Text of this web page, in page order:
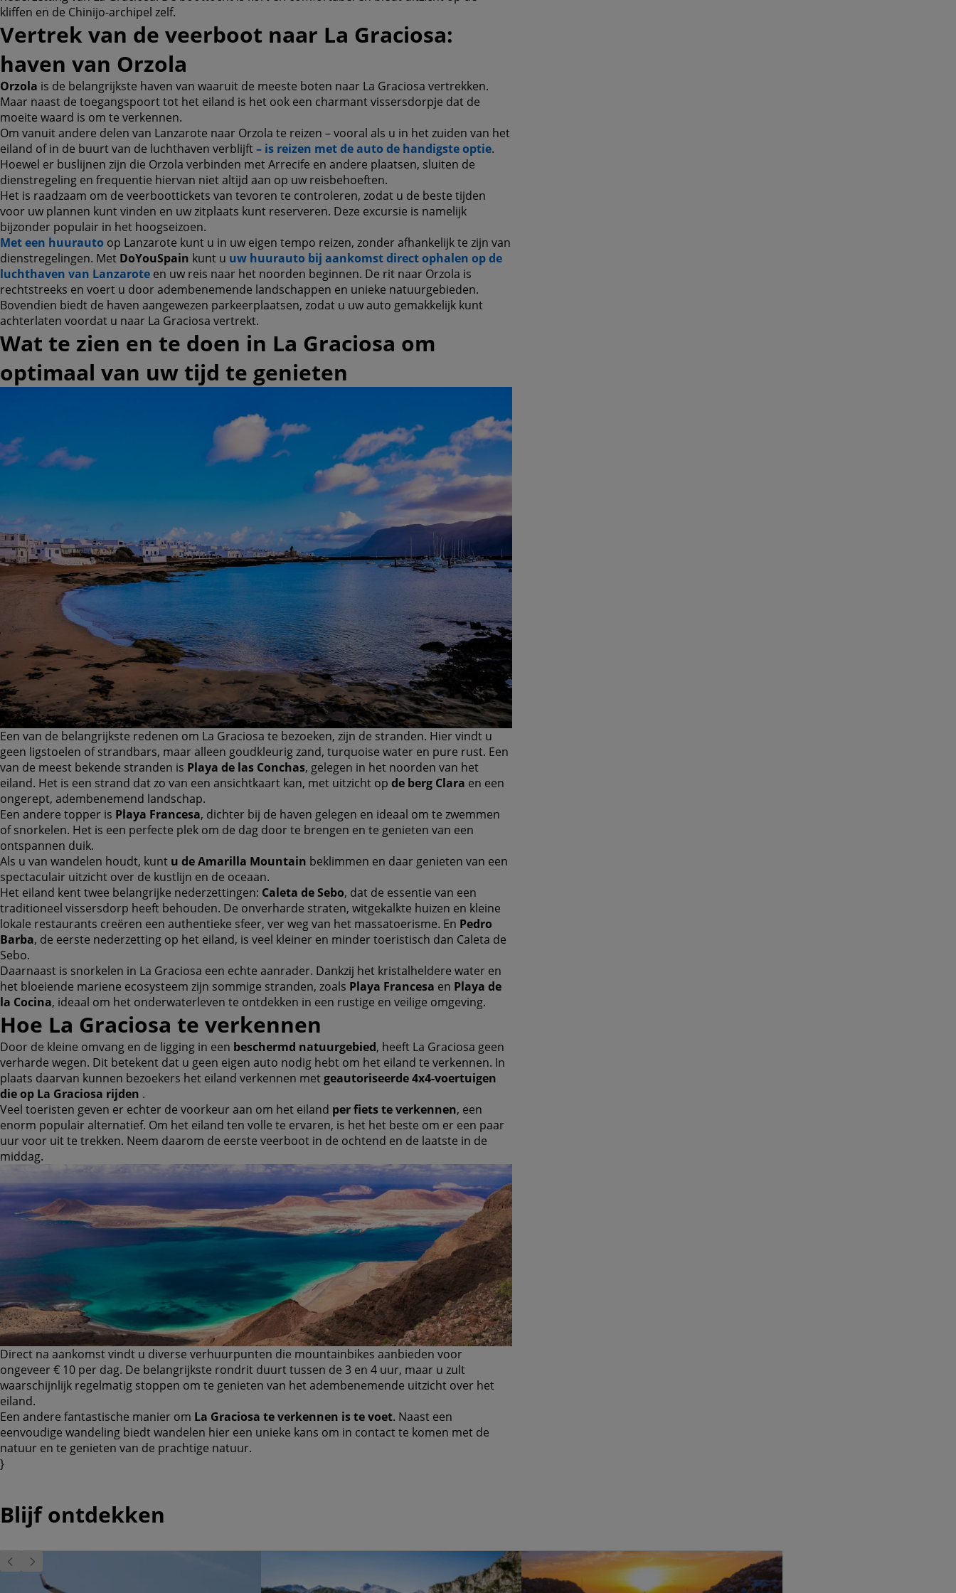
kliffen en de Chinijo-archipel zelf.
Vertrek van de veerboot naar La Graciosa:
haven van Orzola
Orzola is de belangrijkste haven van waaruit de meeste boten naar La Graciosa vertrekken.
Maar naast de toegangspoort tot het eiland is het ook een charmant vissersdorpje dat de
moeite waard is om te verkennen.
Om vanuit andere delen van Lanzarote naar Orzola te reizen – vooral als u in het zuiden van het
eiland of in de buurt van de luchthaven verblijft– is reizen met de auto de handigste optie.
Hoewel er buslijnen zijn die Orzola verbinden met Arrecife en andere plaatsen, sluiten de
dienstregeling en frequentie hiervan niet altijd aan op uw reisbehoeften.
Het is raadzaam om de veerboottickets van tevoren te controleren, zodat u de beste tijden
voor uw plannen kunt vinden en uw zitplaats kunt reserveren. Deze excursie is namelijk
bijzonder populair in het hoogseizoen.
Met een huurauto op Lanzarote kunt u in uw eigen tempo reizen, zonder afhankelijk te zijn van
dienstregelingen. Met DoYouSpain kunt u uw huurauto bij aankomst direct ophalen op de
luchthaven van Lanzarote en uw reis naar het noorden beginnen. De rit naar Orzola is
rechtstreeks en voert u door adembenemende landschappen en unieke natuurgebieden.
Bovendien biedt de haven aangewezen parkeerplaatsen, zodat u uw auto gemakkelijk kunt
achterlaten voordat u naar La Graciosa vertrekt.
Wat te zien en te doen in La Graciosa om
optimaal van uw tijd te genieten
Een van de belangrijkste redenen om La Graciosa te bezoeken, zijn de stranden. Hier vindt u
geen ligstoelen of strandbars, maar alleen goudkleurig zand, turquoise water en pure rust. Een
van de meest bekende stranden is Playa de las Conchas, gelegen in het noorden van het
eiland. Het is een strand dat zo van een ansichtkaart kan, met uitzicht op de berg Clara en een
ongerept, adembenemend landschap.
Een andere topper is Playa Francesa, dichter bij de haven gelegen en ideaal om te zwemmen
of snorkelen. Het is een perfecte plek om de dag door te brengen en te genieten van een
ontspannen duik.
Als u van wandelen houdt, kunt u de Amarilla Mountain beklimmen en daar genieten van een
spectaculair uitzicht over de kustlijn en de oceaan.
Het eiland kent twee belangrijke nederzettingen: Caleta de Sebo, dat de essentie van een
traditioneel vissersdorp heeft behouden. De onverharde straten, witgekalkte huizen en kleine
lokale restaurants creëren een authentieke sfeer, ver weg van het massatoerisme. En Pedro
Barba, de eerste nederzetting op het eiland, is veel kleiner en minder toeristisch dan Caleta de
Sebo.
Daarnaast is snorkelen in La Graciosa een echte aanrader. Dankzij het kristalheldere water en
het bloeiende mariene ecosysteem zijn sommige stranden, zoals Playa Francesa en Playa de
la Cocina, ideaal om het onderwaterleven te ontdekken in een rustige en veilige omgeving.
Hoe La Graciosa te verkennen
Door de kleine omvang en de ligging in een beschermd natuurgebied, heeft La Graciosa geen
verharde wegen. Dit betekent dat u geen eigen auto nodig hebt om het eiland te verkennen. In
plaats daarvan kunnen bezoekers het eiland verkennen metgeautoriseerde 4x4-voertuigen
die op La Graciosa rijden .
Veel toeristen geven er echter de voorkeur aan om het eiland per fiets te verkennen, een
enorm populair alternatief. Om het eiland ten volle te ervaren, is het het beste om er een paar
uur voor uit te trekken. Neem daarom de eerste veerboot in de ochtend en de laatste in de
middag.
Direct na aankomst vindt u diverse verhuurpunten die mountainbikes aanbieden voor
ongeveer € 10 per dag. De belangrijkste rondrit duurt tussen de 3 en 4 uur, maar u zult
waarschijnlijk regelmatig stoppen om te genieten van het adembenemende uitzicht over het
eiland.
Een andere fantastische manier om La Graciosa te verkennen is te voet. Naast een
eenvoudige wandeling biedt wandelen hier een unieke kans om in contact te komen met de
natuur en te genieten van de prachtige natuur.
}
Blijf ontdekken